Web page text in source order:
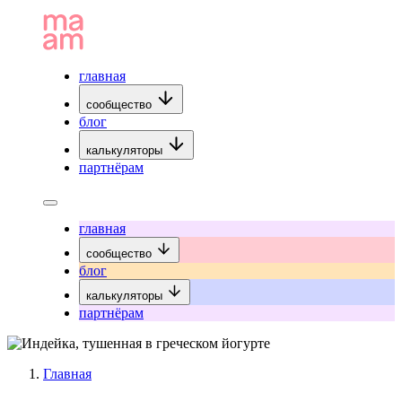
главная
сообщество
блог
калькуляторы
партнёрам
главная
сообщество
блог
калькуляторы
партнёрам
Главная